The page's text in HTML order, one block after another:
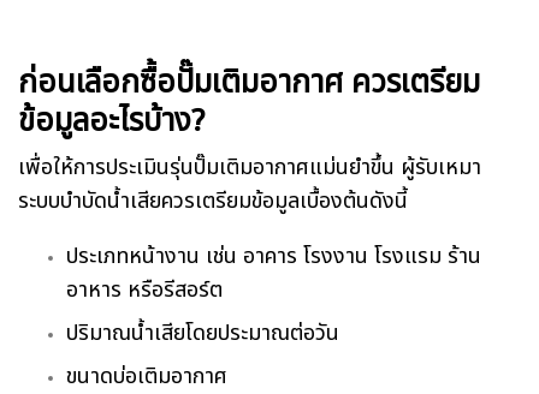
ก่อนเลือกซื้อปั๊มเติมอากาศ ควรเตรียม
ข้อมูลอะไรบ้าง?
เพื่อให้การประเมินรุ่นปั๊มเติมอากาศแม่นยำขึ้น ผู้รับเหมา
ระบบบำบัดน้ำเสียควรเตรียมข้อมูลเบื้องต้นดังนี้
ประเภทหน้างาน เช่น อาคาร โรงงาน โรงแรม ร้าน
อาหาร หรือรีสอร์ต
ปริมาณน้ำเสียโดยประมาณต่อวัน
ขนาดบ่อเติมอากาศ